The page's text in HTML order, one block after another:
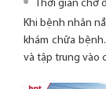
Thời gian chờ
Khi bệnh nhân
khám chữa
và tập trung vào